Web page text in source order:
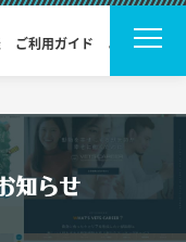
ご利用ガイド よくある質問
知らせ